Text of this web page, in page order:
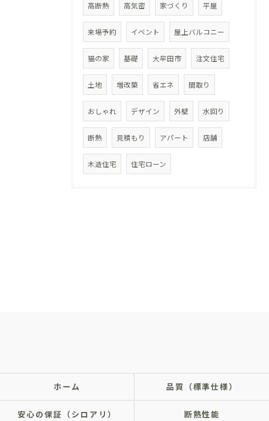
高断熱 高気密 家づくり 平屋
来場予約 イベント 屋上バルコニー
猫の家 基礎 大牟田市 注文住宅
土地 増改築 省エネ 間取り
おしゃれ デザイン 外壁 水回り
断熱 見積もり アパート 店舗
木造住宅 住宅ローン
ホーム 品質（標準仕様）
安心の保証（シロアリ） 断熱性能